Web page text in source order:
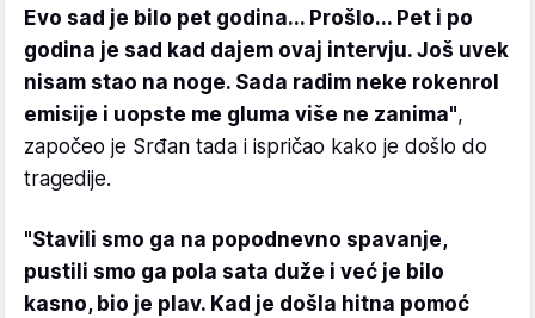
Evo sad je bilo pet godina... Prošlo... Pet i po
godina je sad kad dajem ovaj intervju. Još uvek
nisam stao na noge. Sada radim neke rokenrol
emisije i uopste me gluma više ne zanima",
započeo je Srđan tada i ispričao kako je došlo do
tragedije.
"Stavili smo ga na popodnevno spavanje,
pustili smo ga pola sata duže i već je bilo
kasno, bio je plav. Kad je došla hitna pomoć